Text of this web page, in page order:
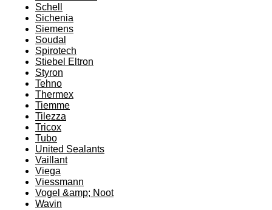
Schell
Sichenia
Siemens
Soudal
Spirotech
Stiebel Eltron
Styron
Tehno
Thermex
Tiemme
Tilezza
Tricox
Tubo
United Sealants
Vaillant
Viega
Viessmann
Vogel &amp; Noot
Wavin